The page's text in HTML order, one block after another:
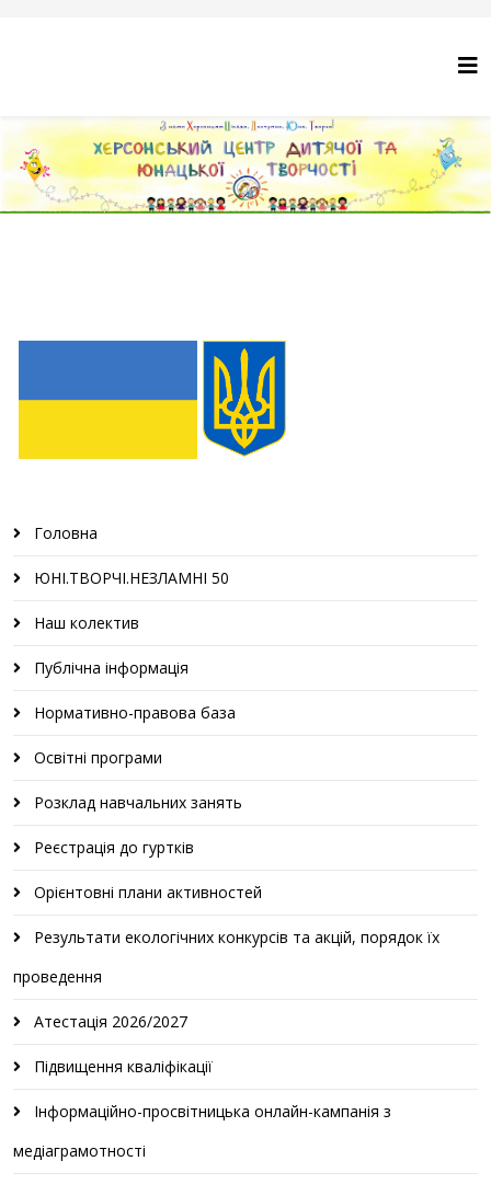
Головна
ЮНІ.ТВОРЧІ.НЕЗЛАМНІ 50
Наш колектив
Публічна інформація
Нормативно-правова база
Освітні програми
Розклад навчальних занять
Реєстрація до гуртків
Орієнтовні плани активностей
Результати екологічних конкурсів та акцій, порядок їх
проведення
Атестація 2026/2027
Підвищення кваліфікації
Інформаційно-просвітницька онлайн-кампанія з
медіаграмотності